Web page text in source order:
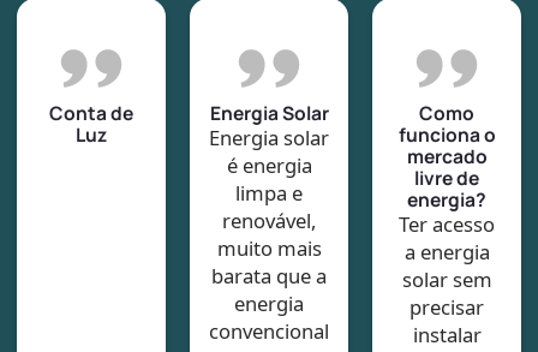
Conta de
Luz
Energia Solar
Energia solar
é energia
limpa e
renovável,
muito mais
barata que a
energia
convencional
Como
funciona o
mercado
livre de
energia?
Ter acesso
a energia
solar sem
precisar
instalar